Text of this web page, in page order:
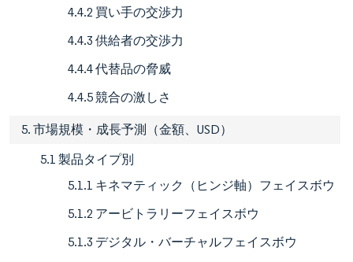
4.4.2 買い手の交渉力
4.4.3 供給者の交渉力
4.4.4 代替品の脅威
4.4.5 競合の激しさ
5. 市場規模・成長予測（金額、USD）
5.1 製品タイプ別
5.1.1 キネマティック（ヒンジ軸）フェイスボウ
5.1.2 アービトラリーフェイスボウ
5.1.3 デジタル・バーチャルフェイスボウ